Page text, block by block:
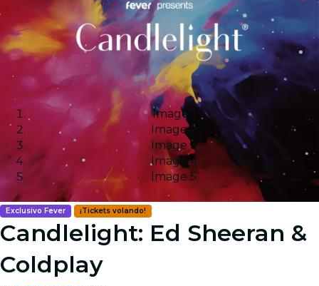
Image 1
Image 2
Image 3
Image 4
Image 5
Exclusivo Fever ¡Tickets volando!
Candlelight: Ed Sheeran &
Coldplay